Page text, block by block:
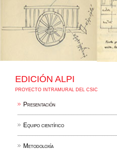
EDICIÓN ALPI
PROYECTO INTRAMURAL DEL CSIC
Presentación
Equipo científico
Metodoloxía